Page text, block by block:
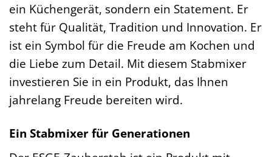
ein Küchengerät, sondern ein Statement. Er
steht für Qualität, Tradition und Innovation. Er
ist ein Symbol für die Freude am Kochen und
die Liebe zum Detail. Mit diesem Stabmixer
investieren Sie in ein Produkt, das Ihnen
jahrelang Freude bereiten wird.
Ein Stabmixer für Generationen